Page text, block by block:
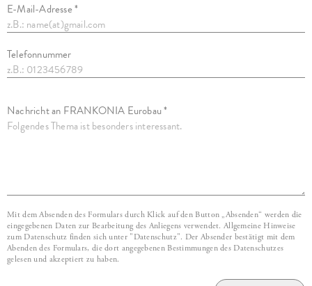
E-Mail-Adresse *
Telefonnummer
Nachricht an FRANKONIA Eurobau *
Mit dem Absenden des Formulars durch Klick auf den Button „Absenden“ werden die
eingegebenen Daten zur Bearbeitung des Anliegens verwendet. Allgemeine Hinweise
zum Datenschutz finden sich unter "Datenschutz". Der Absender bestätigt mit dem
Abenden des Formulars, die dort angegebenen Bestimmungen des Datenschutzes
gelesen und akzeptiert zu haben.